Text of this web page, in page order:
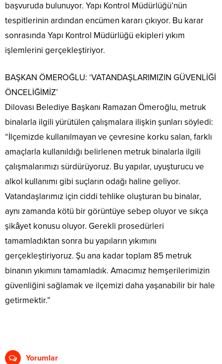
başvuruda bulunuyor. Yapı Kontrol Müdürlüğü’nün
tespitlerinin ardından encümen kararı çıkıyor. Bu karar
sonrasında Yapı Kontrol Müdürlüğü ekipleri yıkım
işlemlerini gerçekleştiriyor.
BAŞKAN ÖMEROĞLU: ‘VATANDAŞLARIMIZIN GÜVENLİĞİ
ÖNCELİĞİMİZ’
Dilovası Belediye Başkanı Ramazan Ömeroğlu, metruk
binalarla ilgili yürütülen çalışmalara ilişkin şunları söyledi:
“İlçemizde kullanılmayan ve çevresine korku salan, farklı
amaçlarla kullanıldığı belirlenen metruk binalarla ilgili
çalışmalarımızı sürdürüyoruz. Bu yapılar, uyuşturucu ve
alkol kullanımı gibi suçların odağı haline geliyor.
Vatandaşlarımız için ciddi tehlike oluşturan bu binalar,
aynı zamanda kötü bir görüntüye sebep oluyor ve sıkça
şikâyet konusu oluyor. Gerekli prosedürleri
tamamladıktan sonra bu yapıların yıkımını
gerçekleştiriyoruz. Şu ana kadar toplam 85 metruk
binanın yıkımını tamamladık. Amacımız hemşerilerimizin
güvenliğini sağlamak ve ilçemizi daha yaşanabilir bir hale
getirmektir.”
Yorumlar